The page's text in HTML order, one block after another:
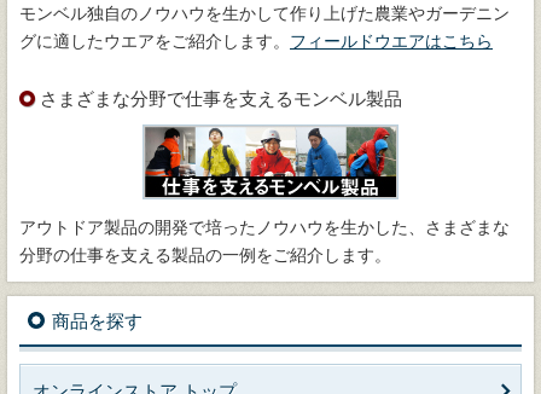
モンベル独自のノウハウを生かして作り上げた農業やガーデニン
グに適したウエアをご紹介します。 フィールドウエアはこちら
さまざまな分野で仕事を支えるモンベル製品
アウトドア製品の開発で培ったノウハウを生かした、さまざまな
分野の仕事を支える製品の一例をご紹介します。
商品を探す